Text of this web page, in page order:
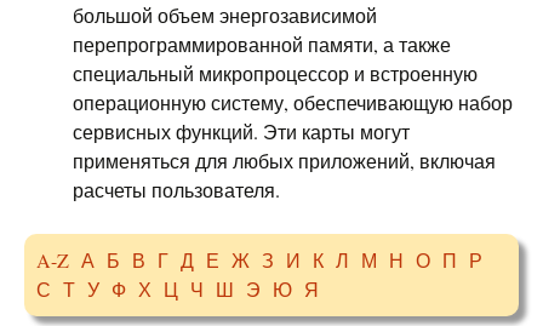
большой объем энергозависимой
перепрограммированной памяти, а также
специальный микропроцессор и встроенную
операционную систему, обеспечивающую набор
сервисных функций. Эти карты могут
применяться для любых приложений, включая
расчеты пользователя.
A-Z А Б В Г Д Е Ж З И К Л М Н О П Р
С Т У Ф Х Ц Ч Ш Э Ю Я